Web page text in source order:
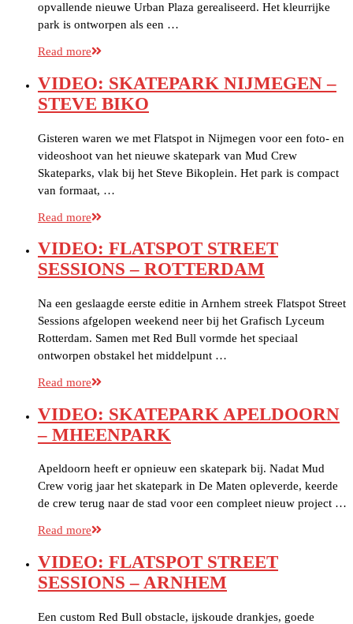
opvallende nieuwe Urban Plaza gerealiseerd. Het kleurrijke
park is ontworpen als een …
Read more
VIDEO: SKATEPARK NIJMEGEN –
STEVE BIKO
Gisteren waren we met Flatspot in Nijmegen voor een foto- en
videoshoot van het nieuwe skatepark van Mud Crew
Skateparks, vlak bij het Steve Bikoplein. Het park is compact
van formaat, …
Read more
VIDEO: FLATSPOT STREET
SESSIONS – ROTTERDAM
Na een geslaagde eerste editie in Arnhem streek Flatspot Street
Sessions afgelopen weekend neer bij het Grafisch Lyceum
Rotterdam. Samen met Red Bull vormde het speciaal
ontworpen obstakel het middelpunt …
Read more
VIDEO: SKATEPARK APELDOORN
– MHEENPARK
Apeldoorn heeft er opnieuw een skatepark bij. Nadat Mud
Crew vorig jaar het skatepark in De Maten opleverde, keerde
de crew terug naar de stad voor een compleet nieuw project …
Read more
VIDEO: FLATSPOT STREET
SESSIONS – ARNHEM
Een custom Red Bull obstacle, ijskoude drankjes, goede